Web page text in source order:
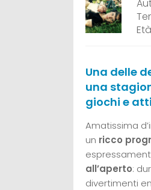
Una delle
una
giochi e
Amatissima
un ricco
all’aperto:
divertimenti